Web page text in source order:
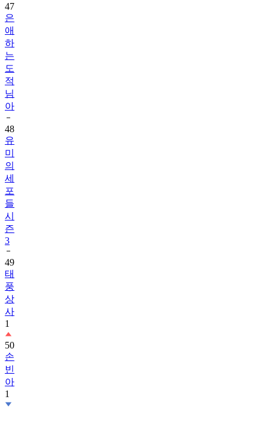
47
은
애
하
는
도
적
님
아
48
유
미
의
세
포
들
시
즌
3
49
태
풍
상
사
1
50
손
빈
아
1